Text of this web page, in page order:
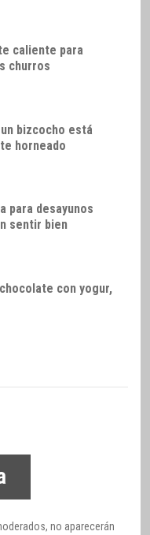
caliente para
churros
bizcocho está
horneado
para desayunos
sentir bien
con yogur,
no aparecerán